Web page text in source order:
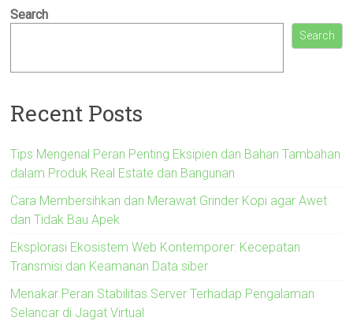
Search
Search
Recent Posts
Tips Mengenal Peran Penting Eksipien dan Bahan Tambahan
dalam Produk Real Estate dan Bangunan
Cara Membersihkan dan Merawat Grinder Kopi agar Awet
dan Tidak Bau Apek
Eksplorasi Ekosistem Web Kontemporer: Kecepatan
Transmisi dan Keamanan Data siber
Menakar Peran Stabilitas Server Terhadap Pengalaman
Selancar di Jagat Virtual